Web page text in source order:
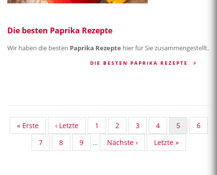
Die besten Paprika Rezepte
Wir haben die besten Paprika Rezepte hier für Sie zusammengestellt.
DIE BESTEN PAPRIKA REZEPTE
First
page
« Erste
Vorherige
Seite
‹ Letzte
Standard
Taxonomy
Seite
1
Standard
Taxonomy
Seite
2
Standard
Taxonomy
Seite
3
Standard
Taxonomy
Seite
4
Aktuelle
Seite
5
6
Standard
Taxonomy
7
Standard
Taxonomy
8
Standard
Taxonomy
9 …
Nächste
Seite
Nächste ›
Last
page
Letzte »